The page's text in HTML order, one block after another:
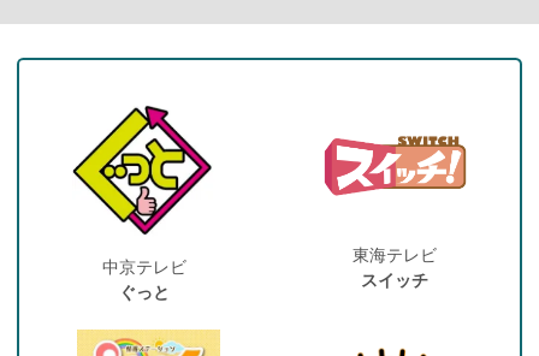
中京テレビ
ぐっと
東海テレビ
スイッチ